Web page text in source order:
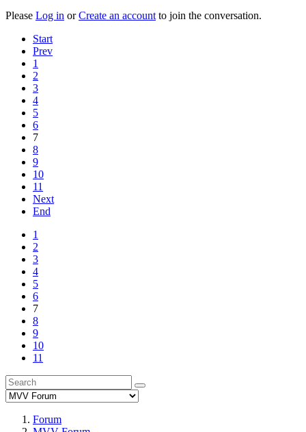
Please Log in orCreate an account to join the conversation.
Start
Prev
1
2
3
4
5
6
7
8
9
10
11
Next
End
1
2
3
4
5
6
7
8
9
10
11
Forum